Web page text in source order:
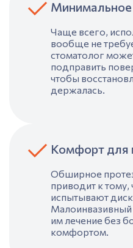
Чаще всего,
вообще не
стоматолог
подправить
чтобы
держалась.
Комфорт для
Обширное
приводит к тому,
испытывают
Малоинвазивный
им лечение без
комфортом.